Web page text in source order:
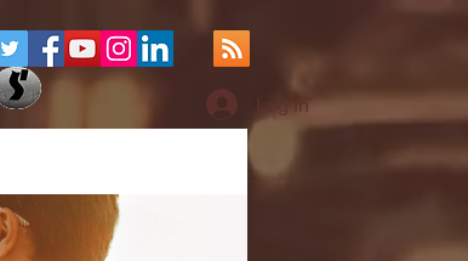
Log In